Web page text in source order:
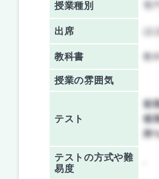
授業種別 専
出席 ほ
教科書 教
授業の雰囲気
テスト
前
後
持
テストの方式や難
易度